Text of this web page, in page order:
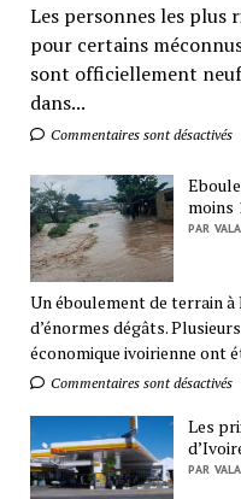
Les personnes les plus
pour certains
sont officiellement
dans...
Commentaires sont désactivés
moins
PAR
Un éboulement de terrain à
d’énormes dégâts.
économique ivoirienne ont
Commentaires sont désactivés
Les
PAR